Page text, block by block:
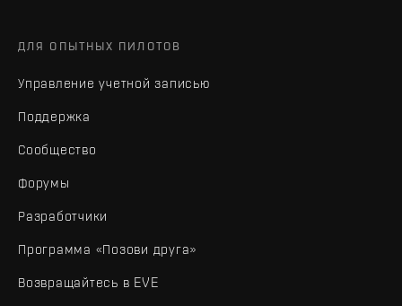
ДЛЯ ОПЫТНЫХ ПИЛОТОВ
Управление учетной записью
Поддержка
Сообщество
Форумы
Разработчики
Программа «Позови друга»
Возвращайтесь в EVE